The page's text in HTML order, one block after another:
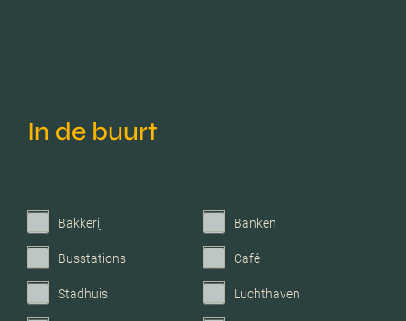
In de buurt
Bakkerij Banken
Busstations Café
Stadhuis Luchthaven